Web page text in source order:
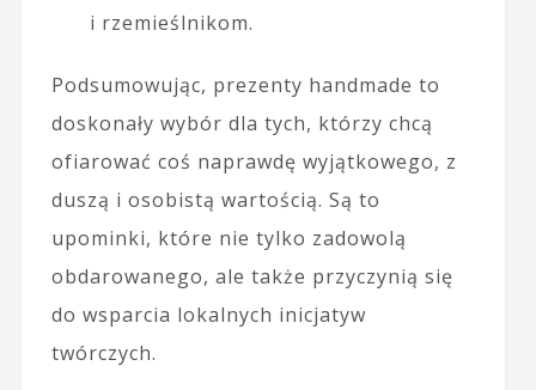
i rzemieślnikom.
Podsumowując, prezenty handmade to
doskonały wybór dla tych, którzy chcą
ofiarować coś naprawdę wyjątkowego, z
duszą i osobistą wartością. Są to
upominki, które nie tylko zadowolą
obdarowanego, ale także przyczynią się
do wsparcia lokalnych inicjatyw
twórczych.